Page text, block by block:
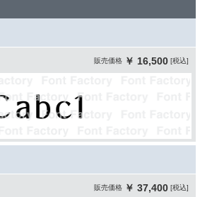
販売価格 ￥ 16,500 [税込]
販売価格 ￥ 37,400 [税込]